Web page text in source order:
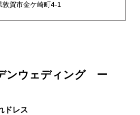
賀市金ケ崎町4-1
ンウェディング ー
ドレス